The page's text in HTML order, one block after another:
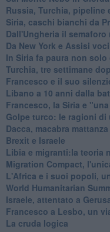
Russia, Turchia, pipeline
Siria, caschi bianchi da
Dall'Ungheria il semaforo
Da New York e Assisi
In Siria fa paura non
Turchia, tre settimane
Francesco e il suo
Libano a 10 anni dalla
Francesco, la Siria e
Golpe turco: le ragioni di
Dacca, macabra mattanza
Brexit e Israele
Libia e migranti:la teoria
Migration Compact,
L'Africa e i suoi popoli,
World Humanitarian
Israele, attentato a
Francesco a Lesbo, un
La cruda logica